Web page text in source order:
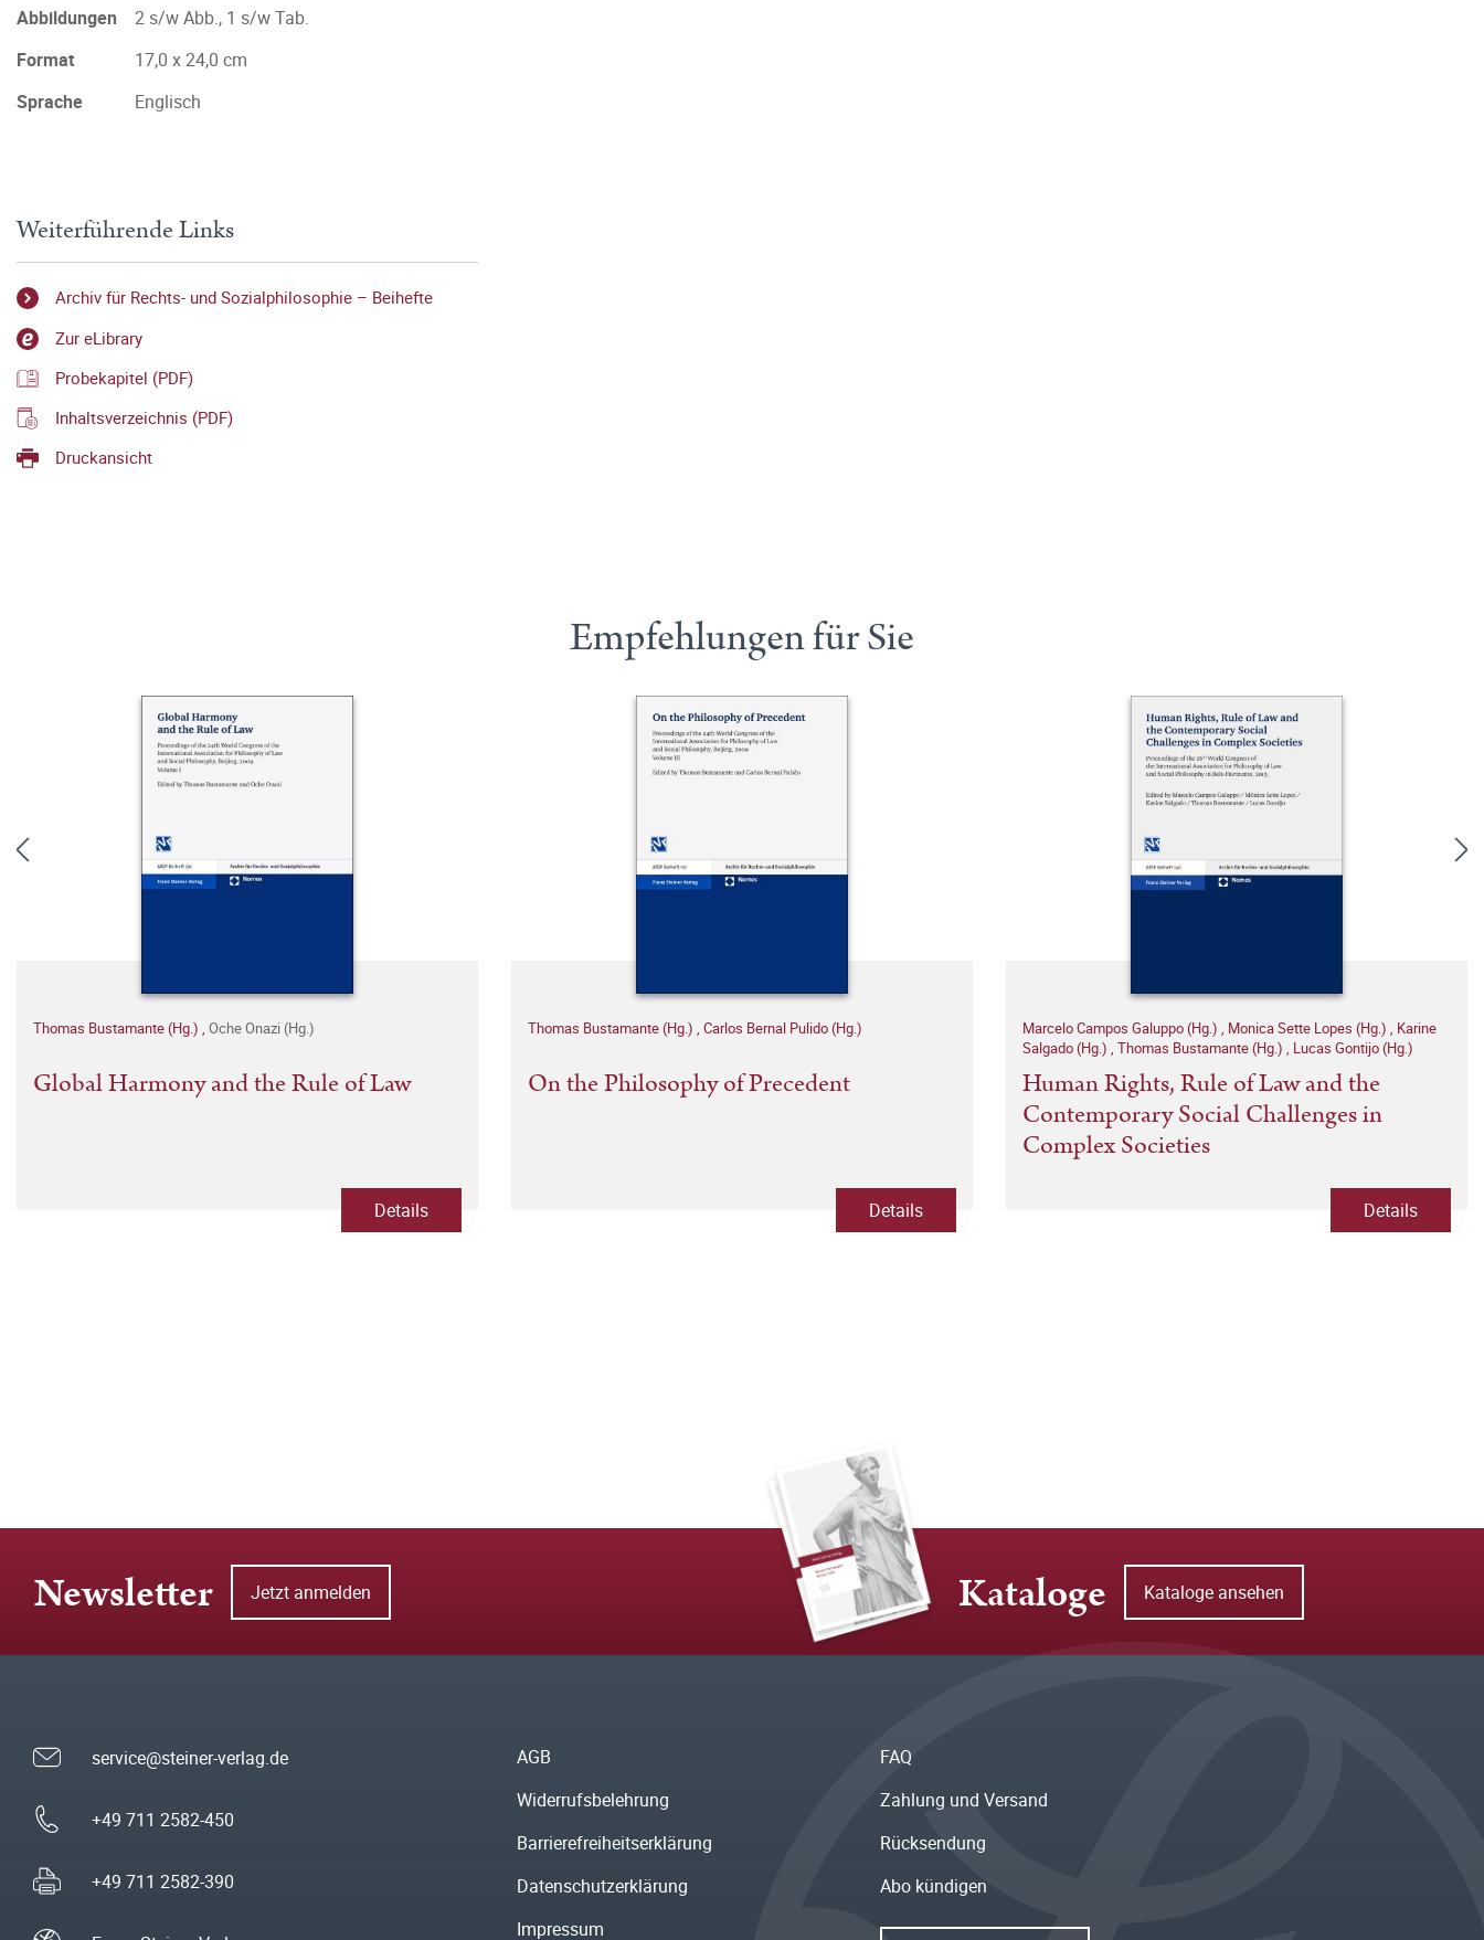
Abbildungen
2 s/w Abb., 1 s/w Tab.
Format
17,0 x 24,0 cm
Sprache
Englisch
Weiterführende Links
Archiv für Rechts- und Sozialphilosophie – Beihefte
Zur eLibrary
Probekapitel (PDF)
Inhaltsverzeichnis (PDF)
Druckansicht
Empfehlungen für Sie
Thomas Bustamante (Hg.) , Oche Onazi (Hg.)
Global Harmony and the Rule of Law
Details
Thomas Bustamante (Hg.) , Carlos Bernal Pulido (Hg.)
On the Philosophy of Precedent
Details
Marcelo Campos Galuppo (Hg.) , Monica Sette Lopes (Hg.) , Karine
Salgado (Hg.) , Thomas Bustamante (Hg.) , Lucas Gontijo (Hg.)
Human Rights, Rule of Law and the
Contemporary Social Challenges in
Complex Societies
Details
Newsletter Jetzt anmelden Kataloge Kataloge ansehen
service@steiner-verlag.de
+49 711 2582-450
+49 711 2582-390
AGB
Widerrufsbelehrung
Barrierefreiheitserklärung
Datenschutzerklärung
Impressum
FAQ
Zahlung und Versand
Rücksendung
Abo kündigen